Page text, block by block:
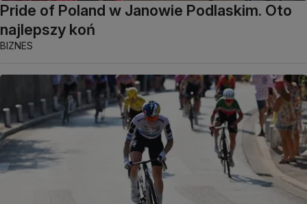
Pride of Poland w Janowie Podlaskim. Oto
najlepszy koń
BIZNES